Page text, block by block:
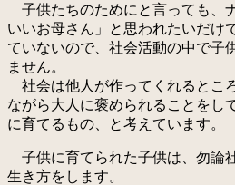
子供たちのためにと言っても、
いいお母さん」と思われたいだけ
ていないので、社会活動の中で子
ません。
社会は他人が作ってくれるとこ
ながら大人に褒められることをし
に育てるもの、と考えています。
子供に育てられた子供は、勿論
生き方をします。